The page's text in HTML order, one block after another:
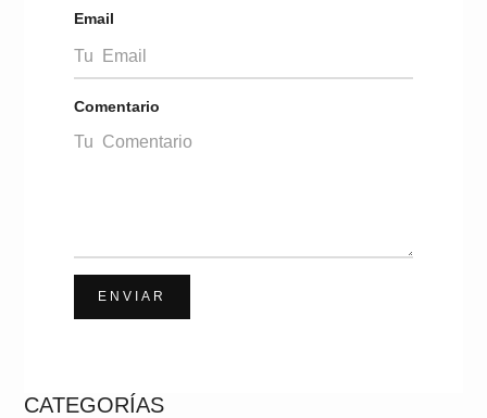
Email
Comentario
ENVIAR
CATEGORÍAS